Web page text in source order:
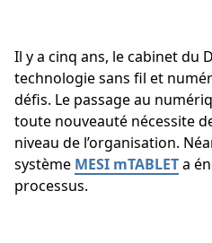
Il y a cinq ans, le cabinet du
technologie sans fil et
défis. Le passage au
toute nouveauté nécessite
niveau de l’organisation.
système MESI mTABLETa
processus.